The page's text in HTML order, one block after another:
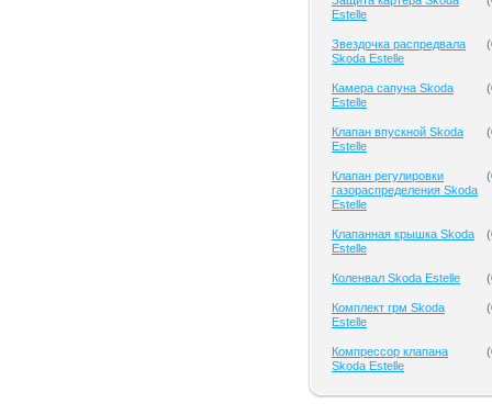
Estelle
Звездочка распредвала
Skoda Estelle
(
Камера сапуна Skoda
Estelle
(
Клапан впускной Skoda
Estelle
(
Клапан регулировки
газораспределения Skoda
Estelle
(
Клапанная крышка Skoda
Estelle
(
Коленвал Skoda Estelle (
Комплект грм Skoda
Estelle
(
Компрессор клапана
Skoda Estelle
(